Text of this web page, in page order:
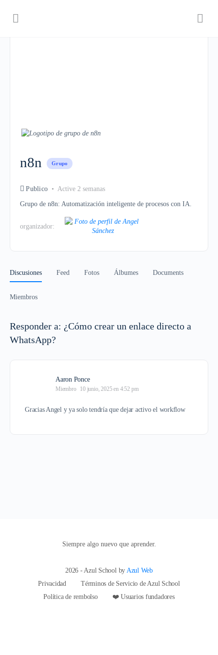
n8n Grupo
Publico Active 2 semanas
Grupo de n8n: Automatización inteligente de procesos con IA.
organizador:
Discusiones Feed Fotos Álbumes Documents
Miembros
Responder a: ¿Cómo crear un enlace directo a
WhatsApp?
Aaron Ponce
Miembro 10 junio, 2025 en 4:52 pm
Gracias Angel y ya solo tendría que dejar activo el workflow
Siempre algo nuevo que aprender.
2026 - Azul School by Azul Web
Privacidad
Términos de Servicio de Azul School
Política de rembolso
❤️ Usuarios fundadores